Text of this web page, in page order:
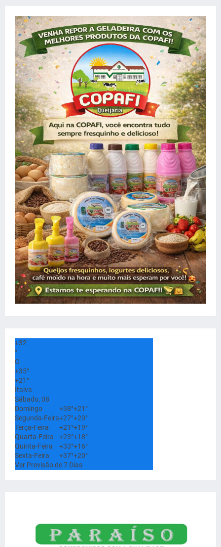
+32
°
C
+35°
+21°
Italva
Sábado, 08
Domingo
+38°+21°
Segunda-Feira+27°+20°
Terça-Feira
+21°+19°
Quarta-Feira
+23°+18°
Quinta-Feira
+33°+16°
Sexta-Feira
+37°+20°
Ver Previsão de 7 Dias